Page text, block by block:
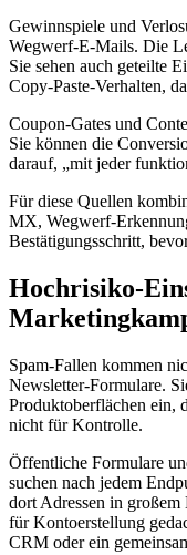
Gewinnspiele und
Wegwerf‑E‑Mails. Die
Sie sehen auch geteilte
Copy‑Paste‑Verhalten,
Coupon‑Gates und
Sie können die
darauf, „mit jeder
Für diese Quellen
MX,
Bestätigungsschritt,
Spam‑Fallen kommen
Newsletter‑Formulare.
Produktoberflächen ein,
nicht für Kontrolle.
Öffentliche Formulare
suchen nach jedem
dort Adressen in
für Kontoerstellung
CRM oder ein